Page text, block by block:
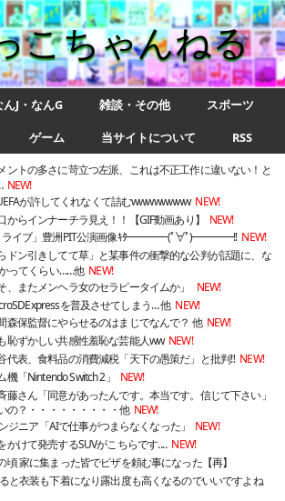
こちゃんねる
んJ・なんG 雑談・その他
スポーツ
ゲーム 当サイトについて RSS
ントの多さに苛立つ左派、これは不正工作に違いない！と
NEW!
が許してくれなくて詰むwwwwwwww NEW!
らインナーチラ見え！！【GIF動画あり】
NEW!
しライブ」豊洲PIT公演画像ｷﾀ━━━━(ﾟ∀ﾟ)━━━━!! NEW!
ドン引きしてて草」と某事件の衝撃的な公判が話題に、な
ってくらい……他 NEW!
、またメンヘラ女のセラピータイムか」
NEW!
を普及させてしまう… 他 NEW!
森保監督にやらせるのはまじでなんで？ 他 NEW!
恥ずかしい共感性羞恥な芸能人ww NEW!
代表、食料品の消費減税「天下の愚策だ」と批判‼ NEW!
「Nintendo Switch 2」
NEW!
藤さん「同意があったんです。本当です。信じて下さい」
の？・・・・・・・・・他 NEW!
ジニア「AIで仕事がつまらなくなった」
NEW!
かけて発売するSUVがこちらです‥‥ NEW!
頃 家に集まった皆でピザを頼む事になった【再】
と衣装も下着になり露出度も高くなるのでいいですよね